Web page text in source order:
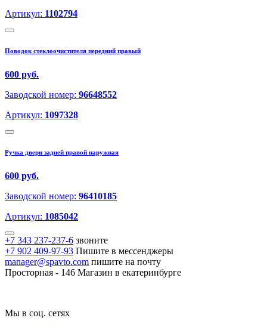
Артикул: 1102794
Поводок стеклоочистителя передний правый
600 руб.
Заводской номер: 96648552
Артикул: 1097328
Ручка двери задней правой наружная
600 руб.
Заводской номер: 96410185
Артикул: 1085042
+7 343 237-237-6 звоните
+7 902 409-97-93 Пишите в мессенджеры
manager@spavto.com пишите на почту
Просторная - 146 Магазин в екатеринбурге
Мы в соц. сетях